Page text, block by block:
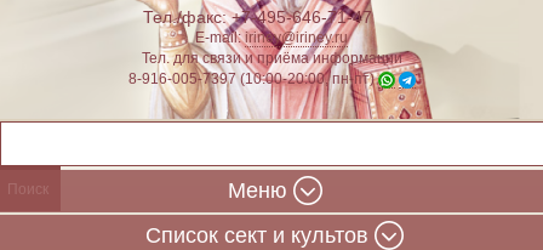
Тел./факс: +7-495-646-71-47
E-mail:iriney@iriney.ru
Тел. для связи и приёма информации
8-916-005-7397 (10:00-20:00, пн-пт)
Меню
Cписок сект и культов